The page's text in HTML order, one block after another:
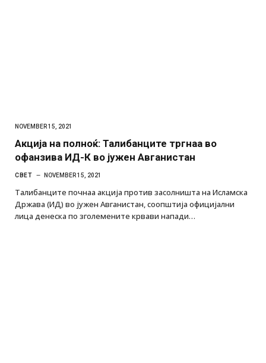
NOVEMBER 15, 2021
Акција на полноќ: Талибанците тргнаа во
офанзива ИД-К во јужен Авганистан
СВЕТ NOVEMBER 15, 2021
Талибанците почнаа акција против засолништа на Исламска
Држава (ИД) во јужен Авганистан, соопштија официјални
лица денеска по зголемените крвави напади…